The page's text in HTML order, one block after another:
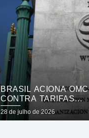
BRASIL ACIONA OMC
CONTRA TARIFAS
IMPOSTAS PELOS
ESTADOS UNIDOS
28 de julho de 2026